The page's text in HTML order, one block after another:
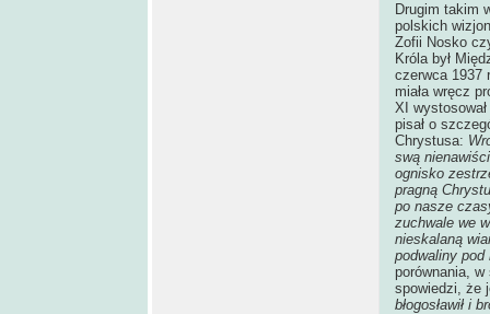
Drugim takim
polskich
Zofii Nosko
Króla był
czerwca 1937
miała wręcz
XI
pisał o
Chrystusa:
swą
ognisko
pragną
po nasze
zuchwale we
nieskalaną
podwaliny pod
porównania, w
spowiedzi, że
błogosławił i